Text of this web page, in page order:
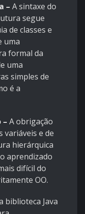
– A sintaxe do
segue
de classes e
uma
formal da
uma
simples de
é a
– A obrigação
variáveis e de
hierárquica
aprendizado
difícil do
OO.
biblioteca Java